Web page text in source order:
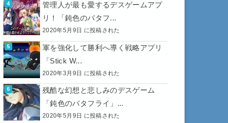
管理人が最も愛するデスゲームアプ
リ！「鈍色のバタフ...
2020年5月9日 に投稿された
軍を強化して勝利へ導く戦略アプリ
「Stick W...
2020年3月9日 に投稿された
残酷な幻想と悲しみのデスゲーム
「鈍色のバタフライ」...
2020年5月9日 に投稿された